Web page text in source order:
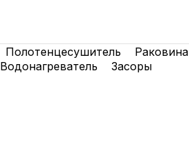
Полотенцесушитель Раковина
Водонагреватель
Засоры